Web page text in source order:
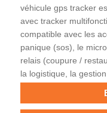
véhicule gps tracker
avec tracker
compatible avec les
panique (sos), le
relais (coupure /
la logistique, la